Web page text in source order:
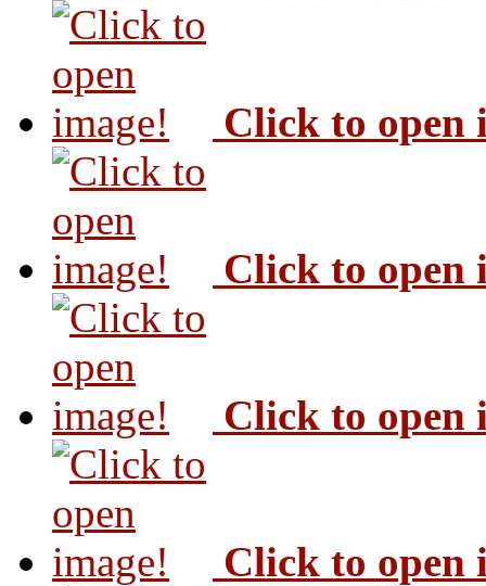
Click to open
Click to open
Click to open
Click to open